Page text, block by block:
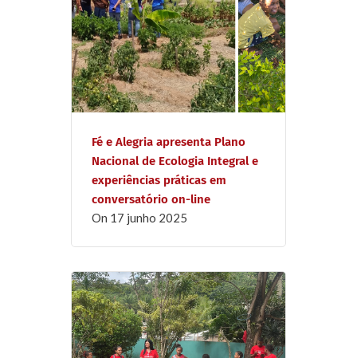
Fé e Alegria apresenta Plano
Nacional de Ecologia Integral e
experiências práticas em
conversatório on-line
on 17 junho 2025